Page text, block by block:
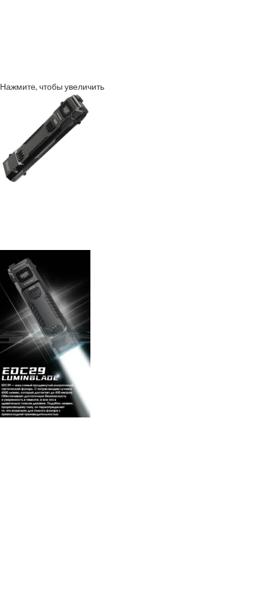
Нажмите, чтобы увеличить